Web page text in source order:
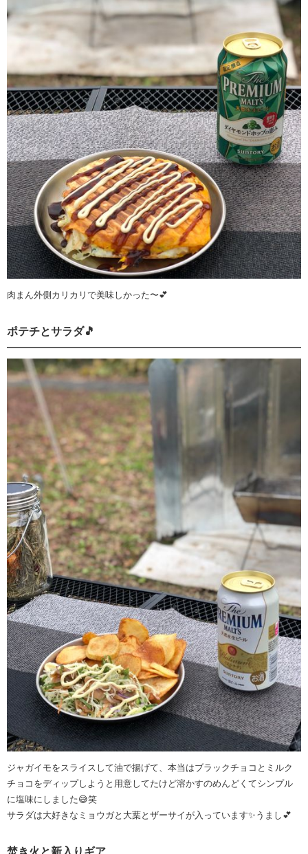
肉まん外側カリカリで美味しかった〜💕
ポテチとサラダ🎵
ジャガイモをスライスして油で揚げて、本当はブラックチョコとミルク
チョコをディップしようと用意してたけど溶かすのめんどくてシンプル
に塩味にしました😅笑
サラダは大好きなミョウガと大葉とザーサイが入っています✨うまし💕
焚き火と新入りギア